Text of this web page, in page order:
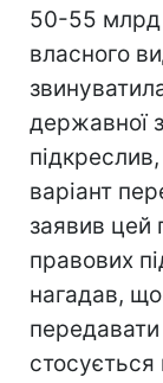
50-55 млрд
власного
державної
варіант
заявив цей
правових
нагадав, що
стосується